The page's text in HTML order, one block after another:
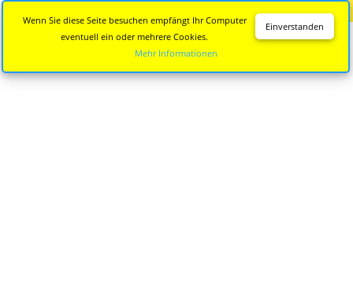
Einverstanden
Wenn Sie diese Seite besuchen empfängt Ihr Computer
eventuell ein oder mehrere Cookies.
Mehr Informationen